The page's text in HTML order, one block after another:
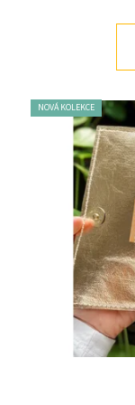
NOVÁ KOLEKCE